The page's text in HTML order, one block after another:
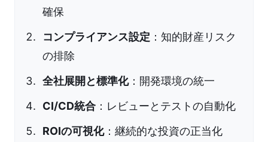
確保
コンプライアンス設定 ：知的財産リスク
の排除
全社展開と標準化：開発環境の統一
CI/CD統合 ：レビューとテストの自動化
ROIの可視化：継続的な投資の正当化